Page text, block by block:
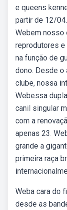
e queens
partir de 12/
Webem nosso
reprodutores
na função de
dono. Desde o
clube, nossa
Webessa
canil singular
com a
apenas 23.
grande a
primeira raça
Weba cara do
desde as